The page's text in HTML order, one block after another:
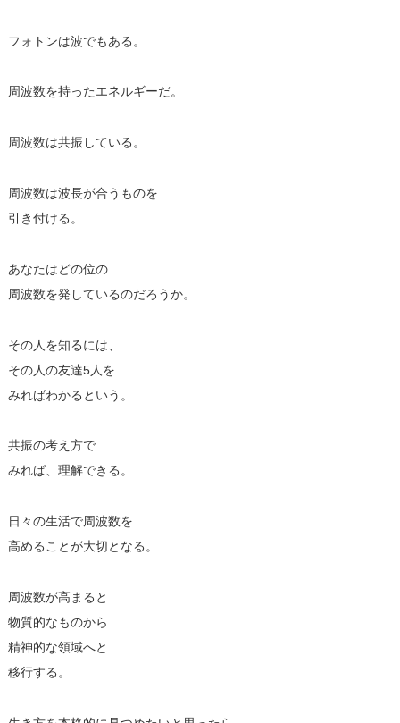
フォトンは波でもある。
周波数を持ったエネルギーだ。
周波数は共振している。
周波数は波長が合うものを
引き付ける。
あなたはどの位の
周波数を発しているのだろうか。
その人を知るには、
その人の友達5人を
みればわかるという。
共振の考え方で
みれば、理解できる。
日々の生活で周波数を
高めることが大切となる。
周波数が高まると
物質的なものから
精神的な領域へと
移行する。